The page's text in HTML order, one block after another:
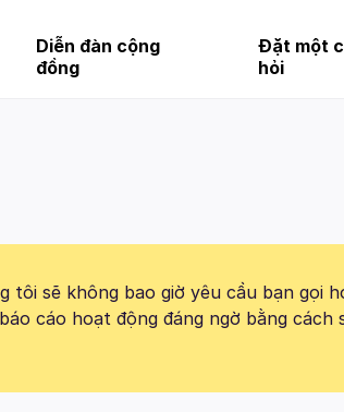
Diễn đàn cộng
đồng
Đặt một
hỏi
tôi sẽ không bao giờ yêu cầu bạn gọi
cáo hoạt động đáng ngờ bằng